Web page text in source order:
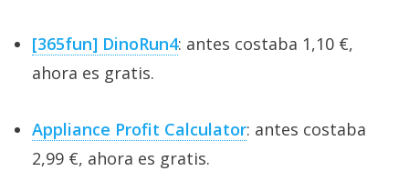
[365fun] DinoRun4: antes costaba 1,10 €,
ahora es gratis.
Appliance Profit Calculator: antes costaba
2,99 €, ahora es gratis.